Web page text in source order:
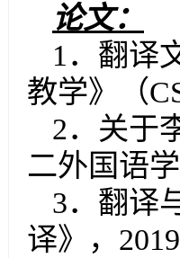
论文：
1 ． 翻译
教学》（
2．关于
二外国语
3． 翻译
译》， 2019